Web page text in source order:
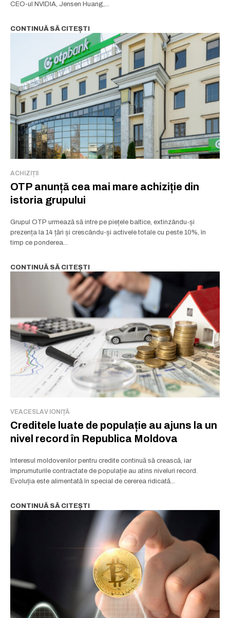
CEO-ul NVIDIA, Jensen Huang,...
CONTINUĂ SĂ CITEȘTI
ACHIZIȚII
OTP anunță cea mai mare achiziție din
istoria grupului
Grupul OTP urmează să intre pe piețele baltice, extinzându-și
prezența la 14 țări și crescându-și activele totale cu peste 10%, în
timp ce ponderea...
CONTINUĂ SĂ CITEȘTI
VEACESLAV IONIȚĂ
Creditele luate de populație au ajuns la un
nivel record în Republica Moldova
Interesul moldovenilor pentru credite continuă să crească, iar
împrumuturile contractate de populație au atins niveluri record.
Evoluția este alimentată în special de cererea ridicată...
CONTINUĂ SĂ CITEȘTI